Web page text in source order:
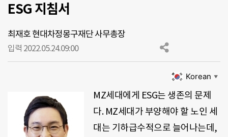
ESG 지침서
최재호 현대차정몽구재단 사무총장
입력 2022.05.24.09:00
Korean ▼
MZ세대에게 ESG는 생존의 문제
다. MZ세대가 부양해야 할 노인 세
대는 기하급수적으로 늘어나는데,